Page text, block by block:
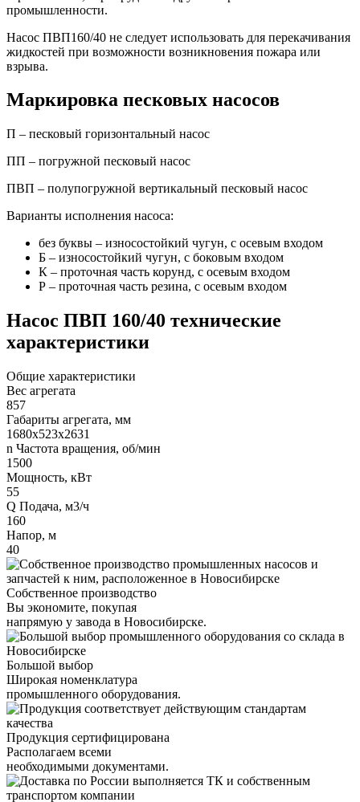
промышленности.
Насос ПВП160/40 не следует использовать для перекачивания
жидкостей при возможности возникновения пожара или
взрыва.
Маркировка песковых насосов
П – песковый горизонтальный насос
ПП – погружной песковый насос
ПВП – полупогружной вертикальный песковый насос
Варианты исполнения насоса:
без буквы – износостойкий чугун, с осевым входом
Б – износостойкий чугун, с боковым входом
К – проточная часть корунд, с осевым входом
Р – проточная часть резина, с осевым входом
Насос ПВП 160/40 технические
характеристики
Общие характеристики
Вес агрегата
857
Габариты агрегата, мм
1680х523х2631
n Частота вращения, об/мин
1500
Мощность, кВт
55
Q Подача, м3/ч
160
Напор, м
40
Собственное производство
Вы экономите, покупая
напрямую у завода в Новосибирске.
Большой выбор
Широкая номенклатура
промышленного оборудования.
Продукция сертифицирована
Располагаем всеми
необходимыми документами.